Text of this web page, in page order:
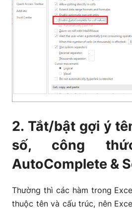
2. Tắt/bật gợi ý
số, công
AutoComplete &
Thường thì các hàm trong
thuộc tên và cấu trúc, nên